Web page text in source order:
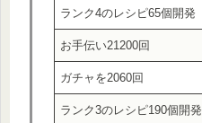
ランク4のレシピ65個開発
お手伝い21200回
ガチャを2060回
ランク3のレシピ190個開発